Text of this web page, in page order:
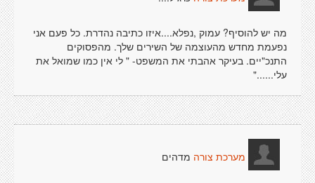
מה יש להוסיף? עמוק ,נפלא....איזו כתיבה נהדרת. כל פעם אני
נפעמת מחדש מהעוצמה של השירים שלך. מהפסוקים
התנכ"יים. בעיקר אהבתי את המשפט- " לי אין כמו שמואל את
עלי......"
מערכת צורה מדהים